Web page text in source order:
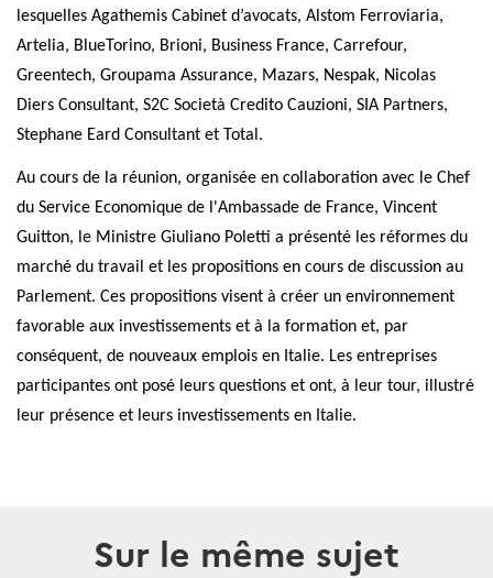
lesquelles Agathemis Cabinet d’avocats, Alstom Ferroviaria,
Artelia, BlueTorino, Brioni, Business France, Carrefour,
Greentech, Groupama Assurance, Mazars, Nespak, Nicolas
Diers Consultant, S2C Società Credito Cauzioni, SIA Partners,
Stephane Eard Consultant et Total.
Au cours de la réunion, organisée en collaboration avec le Chef
du Service Economique de l'Ambassade de France, Vincent
Guitton, le Ministre Giuliano Poletti a présenté les réformes du
marché du travail et les propositions en cours de discussion au
Parlement. Ces propositions visent à créer un environnement
favorable aux investissements et à la formation et, par
conséquent, de nouveaux emplois en Italie. Les entreprises
participantes ont posé leurs questions et ont, à leur tour, illustré
leur présence et leurs investissements en Italie.
Sur le même sujet